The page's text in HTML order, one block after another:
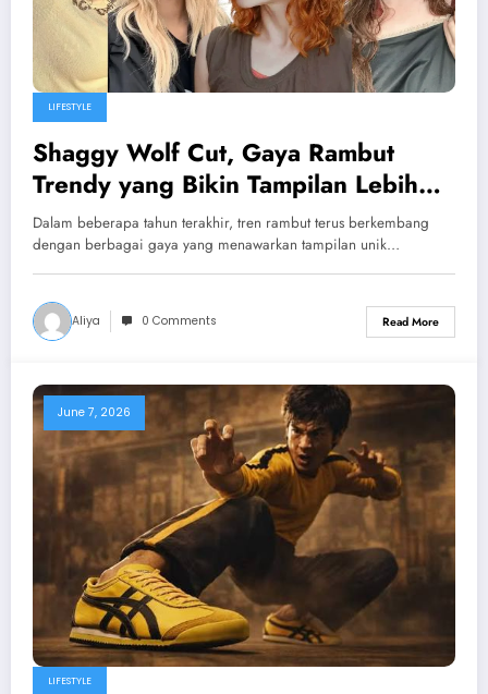
LIFESTYLE
Shaggy Wolf Cut, Gaya Rambut
Trendy yang Bikin Tampilan Lebih
Fresh
Dalam beberapa tahun terakhir, tren rambut terus berkembang
dengan berbagai gaya yang menawarkan tampilan unik…
Aliya 0 Comments Read More
June 7, 2026
LIFESTYLE